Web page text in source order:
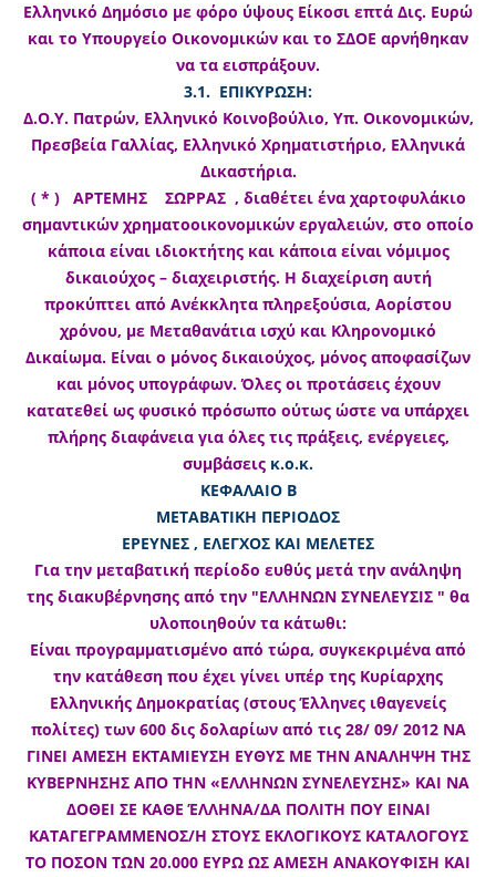
Ελληνικό Δημόσιο με φόρο ύψους Είκοσι επτά Δις. Ευρώ
και το Υπουργείο Οικονομικών και το ΣΔΟΕ αρνήθηκαν
να τα εισπράξουν.
3.1. ΕΠΙΚΥΡΩΣΗ:
Δ.Ο.Υ. Πατρών, Ελληνικό Κοινοβούλιο, Υπ. Οικονομικών,
Πρεσβεία Γαλλίας, Ελληνικό Χρηματιστήριο, Ελληνικά
Δικαστήρια.
( * ) ΑΡΤΕΜΗΣ ΣΩΡΡΑΣ , διαθέτει ένα χαρτοφυλάκιο
σημαντικών χρηματοοικονομικών εργαλειών, στο οποίο
κάποια είναι ιδιοκτήτης και κάποια είναι νόμιμος
δικαιούχος – διαχειριστής. Η διαχείριση αυτή
προκύπτει από Ανέκκλητα πληρεξούσια, Αορίστου
χρόνου, με Μεταθανάτια ισχύ και Κληρονομικό
Δικαίωμα. Είναι ο μόνος δικαιούχος, μόνος αποφασίζων
και μόνος υπογράφων. Όλες οι προτάσεις έχουν
κατατεθεί ως φυσικό πρόσωπο ούτως ώστε να υπάρχει
πλήρης διαφάνεια για όλες τις πράξεις, ενέργειες,
συμβάσεις κ.ο.κ.
ΚΕΦΑΛΑΙΟ Β
ΜΕΤΑΒΑΤΙΚΗ ΠΕΡΙΟΔΟΣ
ΕΡΕΥΝΕΣ , ΕΛΕΓΧΟΣ ΚΑΙ ΜΕΛΕΤΕΣ
Για την μεταβατική περίοδο ευθύς μετά την ανάληψη
της διακυβέρνησης από την "ΕΛΛΗΝΩΝ ΣΥΝΕΛΕΥΣΙΣ " θα
υλοποιηθούν τα κάτωθι:
Είναι προγραμματισμένο από τώρα, συγκεκριμένα από
την κατάθεση που έχει γίνει υπέρ της Κυρίαρχης
Ελληνικής Δημοκρατίας (στους Έλληνες ιθαγενείς
πολίτες) των 600 δις δολαρίων από τις 28/ 09/ 2012 ΝΑ
ΓΙΝΕΙ ΑΜΕΣΗ ΕΚΤΑΜΙΕΥΣΗ ΕΥΘΥΣ ΜΕ ΤΗΝ ΑΝΑΛΗΨΗ ΤΗΣ
ΚΥΒΕΡΝΗΣΗΣ ΑΠΟ ΤΗΝ «ΕΛΛΗΝΩΝ ΣΥΝΕΛΕΥΣΗΣ» ΚΑΙ ΝΑ
ΔΟΘΕΙ ΣΕ ΚΑΘΕ ΈΛΛΗΝΑ/ΔΑ ΠΟΛΙΤΗ ΠΟΥ ΕΙΝΑΙ
ΚΑΤΑΓΕΓΡΑΜΜΕΝΟΣ/Η ΣΤΟΥΣ ΕΚΛΟΓΙΚΟΥΣ ΚΑΤΑΛΟΓΟΥΣ
ΤΟ ΠΟΣΟΝ ΤΩΝ 20.000 ΕΥΡΩ ΩΣ ΑΜΕΣΗ ΑΝΑΚΟΥΦΙΣΗ ΚΑΙ